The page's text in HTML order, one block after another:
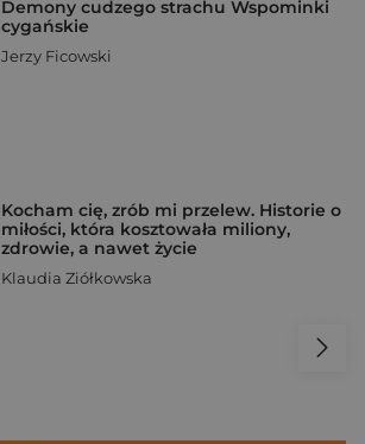
Demony cudzego strachu Wspominki
cygańskie
Jerzy Ficowski
Kocham cię, zrób mi przelew. Historie o
miłości, która kosztowała miliony,
zdrowie, a nawet życie
Klaudia Ziółkowska